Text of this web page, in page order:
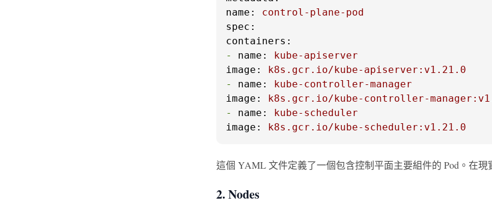
name:
control-plane-pod
spec:
containers:
-
name:
kube-apiserver
image:
k8s.gcr.io/kube-apiserver:v1.21.0
-
name:
kube-controller-manager
image:
k8s.gcr.io/kube-controller-
-
name:
kube-scheduler
image:
k8s.gcr.io/kube-scheduler:v1.21.0
這個 YAML 文件定義了一個包含控制平面主要組件的 Pod。在
2. Nodes